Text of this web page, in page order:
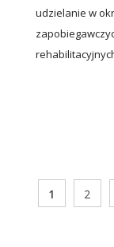
udzielanie w
1 2